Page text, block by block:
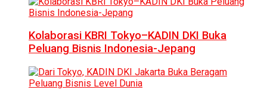
Kolaborasi KBRI Tokyo–KADIN DKI Buka
Peluang Bisnis Indonesia-Jepang